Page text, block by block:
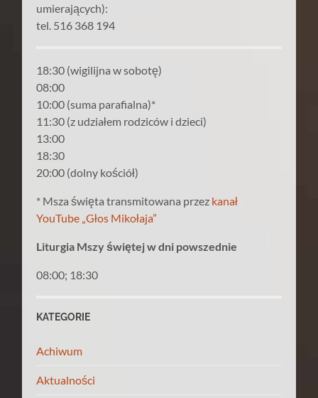
umierających):
tel. 516 368 194
18:30 (wigilijna w sobotę)
08:00
10:00 (suma parafialna)*
11:30 (z udziałem rodziców i dzieci)
13:00
18:30
20:00 (dolny kościół)
* Msza święta transmitowana przez kanał
YouTube „Głos Mikołaja”
Liturgia Mszy świętej w dni powszednie
08:00; 18:30
KATEGORIE
Achiwum
Aktualności